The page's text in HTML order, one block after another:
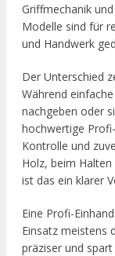
Griffmechanik
Modelle sind für
und Handwerk
Der Unterschied
Während
nachgeben oder
hochwertige
Kontrolle und
Holz, beim
ist das ein klarer
Eine Profi-
Einsatz meistens
präziser und